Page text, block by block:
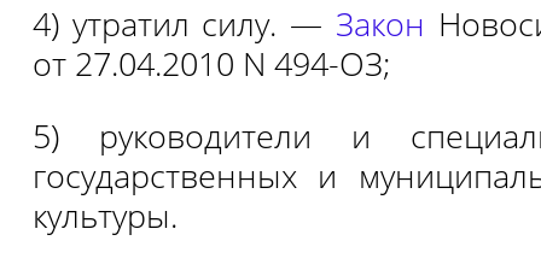
4) утратил силу. — Закон
от 27.04.2010 N 494-ОЗ;
5) руководители и
государственных и
культуры.